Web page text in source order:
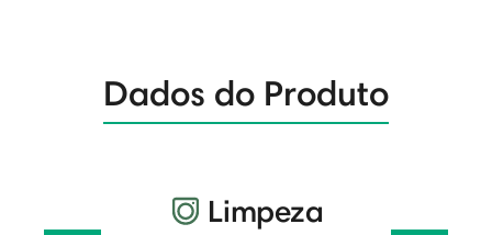
Dados do Produto
Limpeza